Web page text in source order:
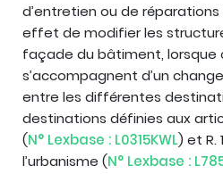
d’entretien ou de
effet de modifier les
façade du bâtiment, lorsque
s’accompagnent d’un
entre les différentes
destinations définies aux
(N° Lexbase : L0315KWL) et R.
l’urbanisme (N° Lexbase :